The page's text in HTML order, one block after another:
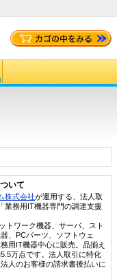
いて
株式会社が運用する、法人取
業務用IT機器専門の調達支援
トワーク機器、サーバ、スト
、PCパーツ、ソフトウェ
用IT機器中心に販売。品揃え
万点です。法人取引に特化
人のお客様の請求書後払いに